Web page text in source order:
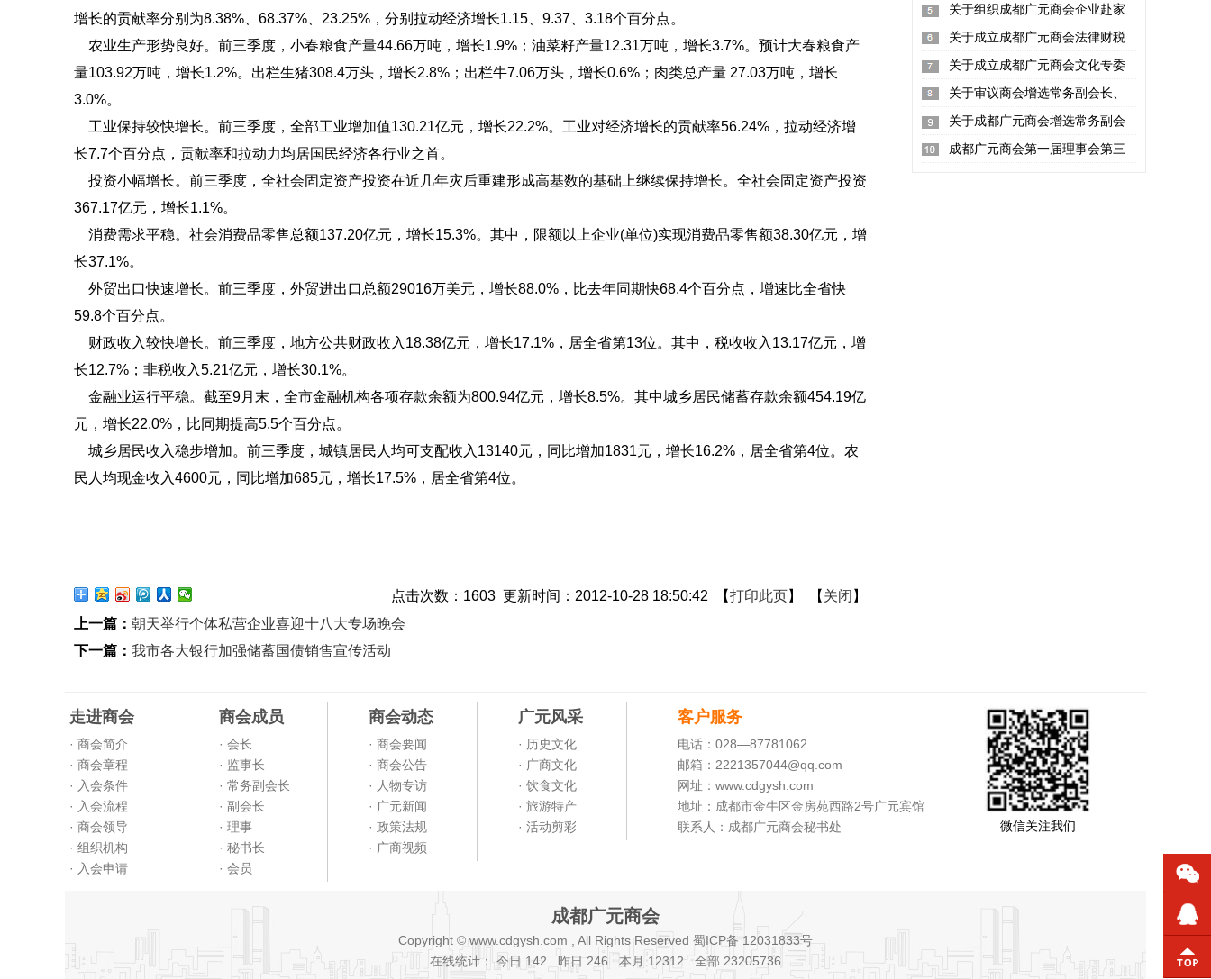
标准的意见
关于组织成都广元商会企业赴家
乡参观考察的通知
关于成立成都广元商会法律财税
服务部的通知
关于成立成都广元商会文化专委
会的通知关于审议商会增选常务副会长、
副会长的通知
关于成都广元商会增选常务副会
长、副会长的通知
成都广元商会第一届理事会第三
增长的贡献率分别为8.38%、68.37%、23.25%，分别拉动经济增长1.15、9.37、3.18个百分点。
农业生产形势良好。前三季度，小春粮食产量44.66万吨，增长1.9%；油菜籽产量12.31万吨，增长3.7%。预计大春粮食产
量103.92万吨，增长1.2%。出栏生猪308.4万头，增长2.8%；出栏牛7.06万头，增长0.6%；肉类总产量 27.03万吨，增长
3.0%。
工业保持较快增长。前三季度，全部工业增加值130.21亿元，增长22.2%。工业对经济增长的贡献率56.24%，拉动经济增
长7.7个百分点，贡献率和拉动力均居国民经济各行业之首。
投资小幅增长。前三季度，全社会固定资产投资在近几年灾后重建形成高基数的基础上继续保持增长。全社会固定资产投资
367.17亿元，增长1.1%。
消费需求平稳。社会消费品零售总额137.20亿元，增长15.3%。其中，限额以上企业(单位)实现消费品零售额38.30亿元，增
长37.1%。
外贸出口快速增长。前三季度，外贸进出口总额29016万美元，增长88.0%，比去年同期快68.4个百分点，增速比全省快
59.8个百分点。
财政收入较快增长。前三季度，地方公共财政收入18.38亿元，增长17.1%，居全省第13位。其中，税收收入13.17亿元，增
长12.7%；非税收入5.21亿元，增长30.1%。
金融业运行平稳。截至9月末，全市金融机构各项存款余额为800.94亿元，增长8.5%。其中城乡居民储蓄存款余额454.19亿
元，增长22.0%，比同期提高5.5个百分点。
城乡居民收入稳步增加。前三季度，城镇居民人均可支配收入13140元，同比增加1831元，增长16.2%，居全省第4位。农
民人均现金收入4600元，同比增加685元，增长17.5%，居全省第4位。
点击次数： 1603 更新时间：2012-10-28 18:50:42 【打印此页】 【 关闭 】
上一篇： 朝天举行个体私营企业喜迎十八大专场晚会
下一篇： 我市各大银行加强储蓄国债销售宣传活动
微信关注我们
客户服务
电话：028—87781062
邮箱：2221357044@qq.com
网址：www.cdgysh.com
地址：成都市金牛区金房苑西路2号广元宾馆
联系人：成都广元商会秘书处
走进商会
· 商会简介
· 商会章程
· 入会条件
· 入会流程
· 商会领导
· 组织机构
· 入会申请
商会成员
· 会长
· 监事长
· 常务副会长
· 副会长
· 理事
· 秘书长
· 会员
商会动态
· 商会要闻
· 商会公告
· 人物专访
· 广元新闻
· 政策法规
· 广商视频
广元风采
· 历史文化
· 广商文化
· 饮食文化
· 旅游特产
· 活动剪彩
成都广元商会
Copyright © www.cdgysh.com , All Rights Reserved 蜀ICP备 12031833号
在线统计： 今日 142 昨日 246 本月 12312 全部 23205736